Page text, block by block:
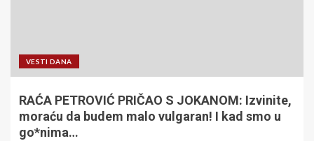
VESTI DANA
RAĆA PETROVIĆ PRIČAO S JOKANOM: Izvinite,
moraću da budem malo vulgaran! I kad smo u
go*nima…